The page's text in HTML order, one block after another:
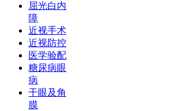
屈光白内
障
近视手术
近视防控
医学验配
糖尿病眼
病
干眼及角
膜